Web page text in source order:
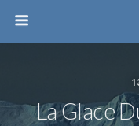
La Glace